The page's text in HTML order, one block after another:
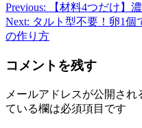
投
稿
ビ
ゲ
Previous:
【材料4つだけ】
Next: タルト型不要！卵1個
の作り方
コメントを残す
メールアドレスが公開され
ている欄は必須項目です